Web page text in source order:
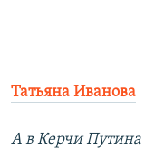
Татьяна Иванова
А в Керчи